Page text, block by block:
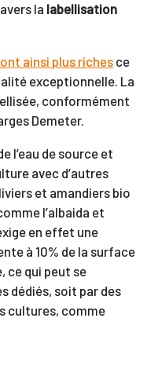
la labellisation
ainsi plus riches ce
exceptionnelle. La
conformément
Demeter.
l’eau de source et
avec d’autres
et amandiers bio
l’albaida et
en effet une
à 10% de la surface
ce qui peut se
dédiés, soit par des
cultures, comme